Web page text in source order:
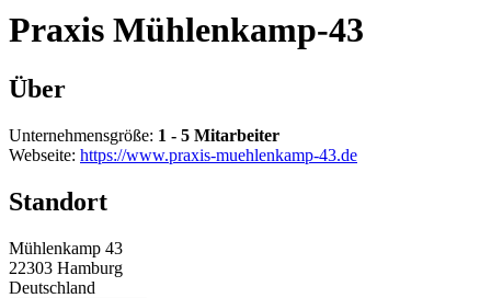
Praxis Mühlenkamp-43
Über
Unternehmensgröße: 1 - 5 Mitarbeiter
Webseite: https://www.praxis-muehlenkamp-43.de
Standort
Mühlenkamp 43
22303 Hamburg
Deutschland